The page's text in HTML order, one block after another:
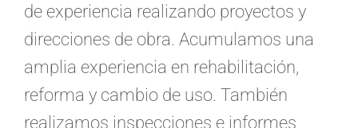
de experiencia realizando proyectos y
direcciones de obra. Acumulamos una
amplia experiencia en rehabilitación,
reforma y cambio de uso. También
realizamos inspecciones e informes